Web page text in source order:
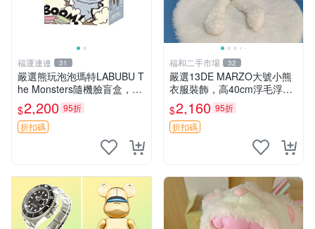
福運連連 31
嚴選熊玩泡泡瑪特LABUBU T
he Monsters隨機臉盲盒，萌
趣馬卡龍設計 芝麻豆豆 LAB
UBU LABUBU THE MONST
ERS 橙色豆
$2,200 95折
折扣碼
福和二手市場 32
嚴選13DE MARZO大號小熊
衣服裝飾，高40cm浮毛浮
灰，詳觀後再拍。二手收藏請
珍惜。 13DE MARZO 二手
小熊 衣服裝飾
$2,160 95折
折扣碼